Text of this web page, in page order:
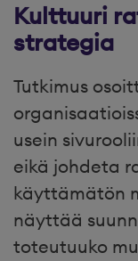
Kulttuuri
strategia
Tutkimus
usein
eikä johdeta
käyttämätön
näyttää
toteutuuko